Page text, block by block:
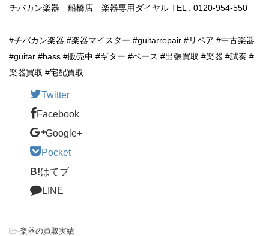
チバカン楽器 船橋店 楽器専用ダイヤル TEL : 0120-954-550
#チバカン楽器 #楽器マイスター #guitarrepair #リペア #中古楽器
#guitar #bass #販売中 #ギター #ベース #出張買取 #楽器 #試奏 #
楽器買取 #宅配買取
Twitter
Facebook
Google+
Pocket
B!はてブ
LINE
-楽器の買取実績